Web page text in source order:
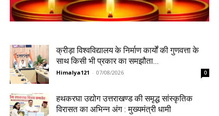
क्रीड़ा विश्वविद्यालय के निर्माण कार्यों की गुणवत्ता के
साथ किसी भी प्रकार का समझौता...
Himalya121 - 07/08/2026 0
हथकरघा उद्योग उत्तराखण्ड की समृद्ध सांस्कृतिक
विरासत का अभिन्न अंग : मुख्यमंत्री धामी